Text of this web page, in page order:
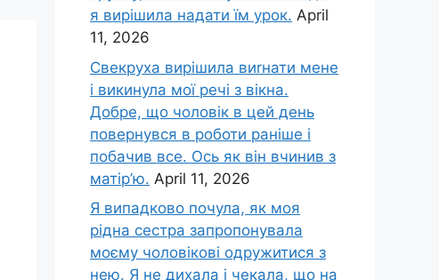
я вирішила надати їм урок. April
11, 2026
Свекруха вирішила виrнати мене
і викинула мої речі з вікна.
Добре, що чоловік в цей день
повернувся в роботи раніше і
побачив все. Ось як він вчинив з
матір’ю. April 11, 2026
Я випадково почула, як моя
рідна сестра запропонувала
моєму чоловікові одружитися з
нею. Я не дихала і чекала, що на